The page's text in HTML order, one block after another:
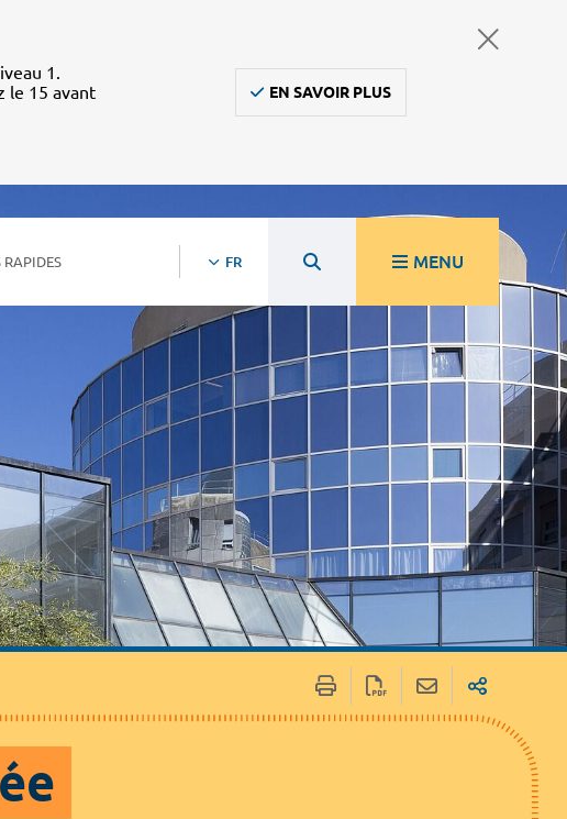
1.
le 15 avant
EN SAVOIR PLUS
RAPIDES FR MENU